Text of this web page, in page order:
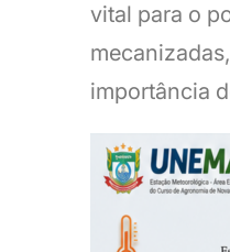
vital para o
importância